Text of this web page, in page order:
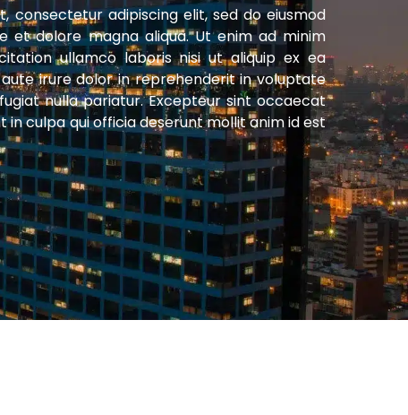
consectetur adipiscing elit, sed do eiusmod
et dolore magna aliqua. Ut enim ad minim
ullamco laboris nisi ut aliquip ex ea
irure dolor in reprehenderit in voluptate
nulla pariatur. Excepteur sint occaecat
in culpa qui officia deserunt mollit anim id est